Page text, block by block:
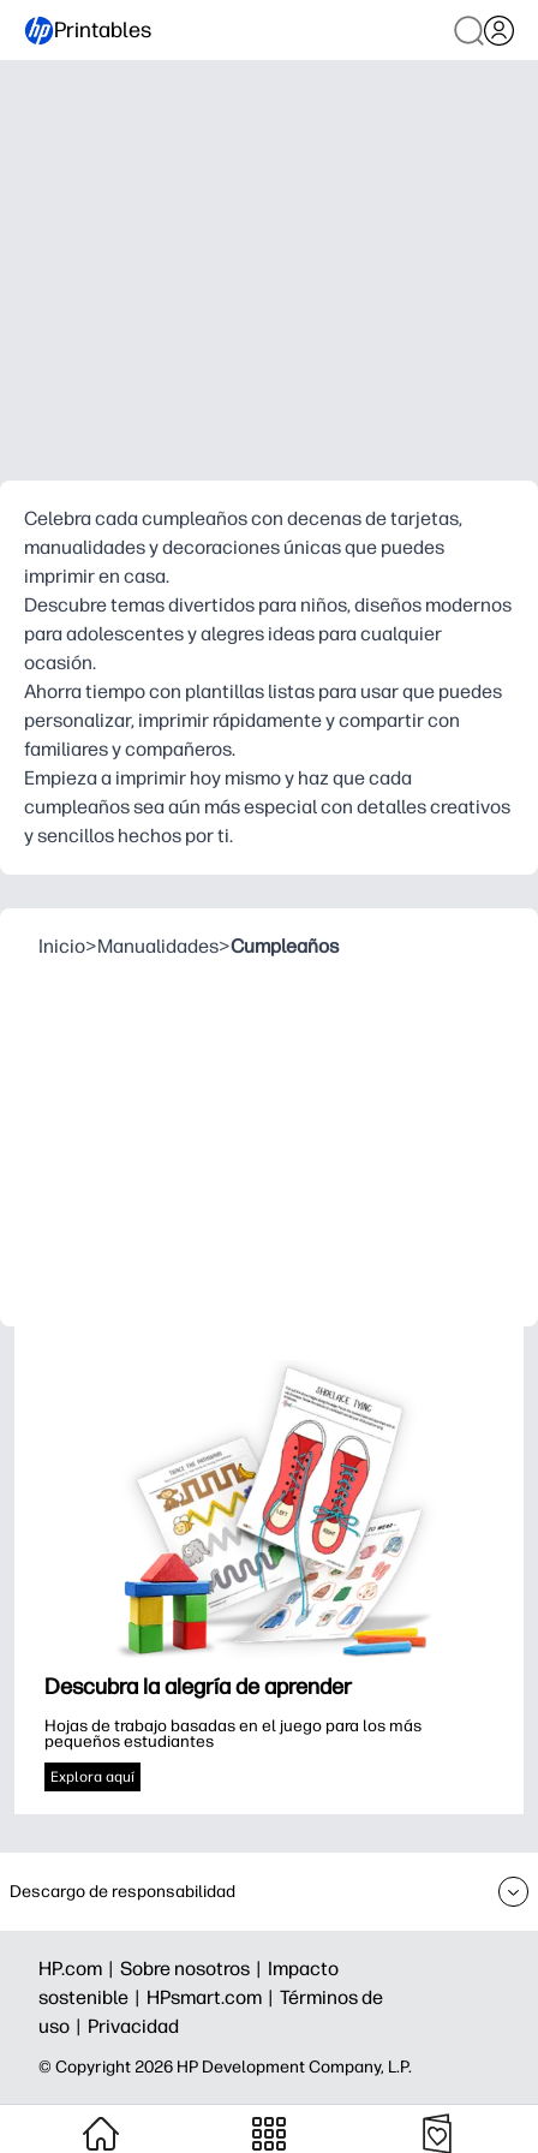
Printables
Celebra cada cumpleaños con decenas de tarjetas,
manualidades y decoraciones únicas que puedes
imprimir en casa.
Descubre temas divertidos para niños, diseños modernos
para adolescentes y alegres ideas para cualquier
ocasión.
Ahorra tiempo con plantillas listas para usar que puedes
personalizar, imprimir rápidamente y compartir con
familiares y compañeros.
Empieza a imprimir hoy mismo y haz que cada
cumpleaños sea aún más especial con detalles creativos
y sencillos hechos por ti.
Inicio>Manualidades>Cumpleaños
Descubra la alegría de aprender
Hojas de trabajo basadas en el juego para los más
pequeños estudiantes
Explora aquí
Descargo de responsabilidad
HP.com | Sobre nosotros | Impacto
sostenible | HPsmart.com | Términos de
uso | Privacidad
©️ Copyright 2026 HP Development Company, L.P.